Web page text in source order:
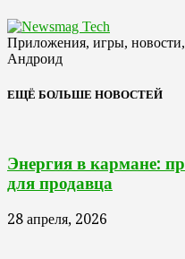
Приложения, игры, новости,
Андроид
ЕЩЁ БОЛЬШЕ НОВОСТЕЙ
Энергия в кармане:
для продавца
28 апреля, 2026